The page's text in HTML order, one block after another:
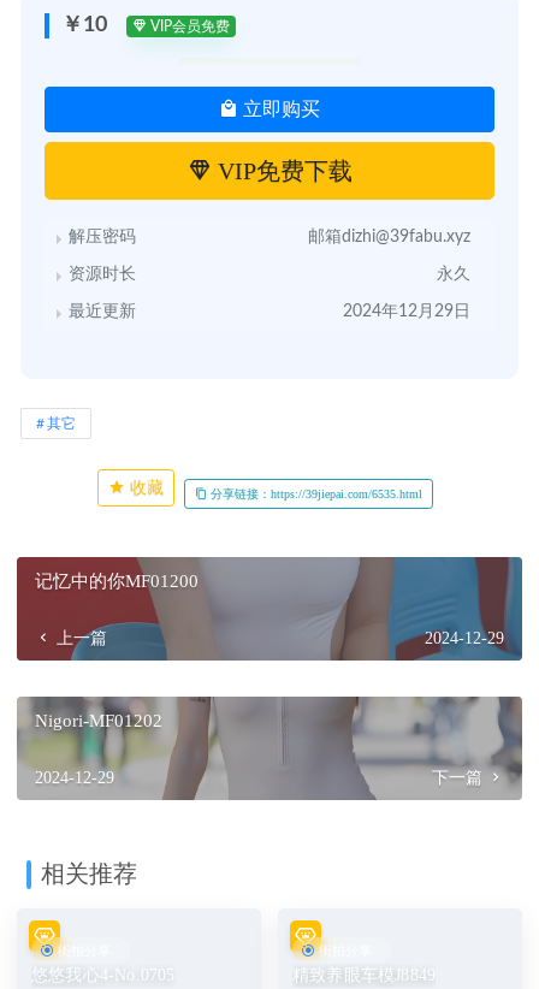
￥10 VIP会员免费
立即购买
VIP免费下载
解压密码 邮箱dizhi@39fabu.xyz
资源时长 永久
最近更新 2024年12月29日
其它
收藏 分享链接：https://39jiepai.com/6535.html
记忆中的你MF01200
上一篇 2024-12-29
Nigori-MF01202
2024-12-29 下一篇
相关推荐
街拍分享
悠悠我心4-No.0705
街拍分享
精致养眼车模J8849